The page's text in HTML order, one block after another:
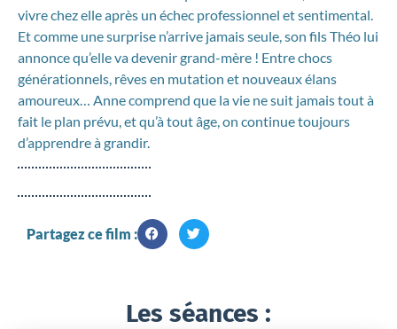
vivre chez elle après un échec professionnel et sentimental.
Et comme une surprise n’arrive jamais seule, son fils Théo lui
annonce qu’elle va devenir grand-mère ! Entre chocs
générationnels, rêves en mutation et nouveaux élans
amoureux… Anne comprend que la vie ne suit jamais tout à
fait le plan prévu, et qu’à tout âge, on continue toujours
d’apprendre à grandir.
Partagez ce film :
Les séances :